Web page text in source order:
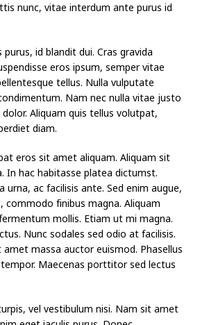
nunc, vitae interdum ante purus id
id blandit dui. Cras gravida
eros ipsum, semper vitae
tellus. Nulla vulputate
Nam nec nulla vitae justo
Aliquam quis tellus volutpat,
diam.
eros sit amet aliquam. Aliquam sit
In hac habitasse platea dictumst.
urna, ac facilisis ante. Sed enim augue,
commodo finibus magna. Aliquam
mollis. Etiam ut mi magna.
Nunc sodales sed odio at facilisis.
amet massa auctor euismod. Phasellus
Maecenas porttitor sed lectus
vel vestibulum nisi. Nam sit amet